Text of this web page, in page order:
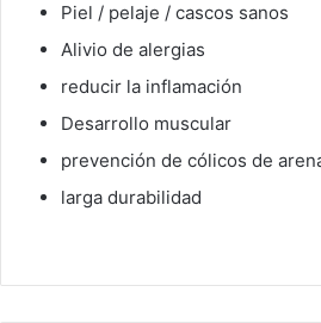
Piel / pelaje / cascos sanos
Alivio de alergias
reducir la inflamación
Desarrollo muscular
prevención de cólicos de
larga durabilidad